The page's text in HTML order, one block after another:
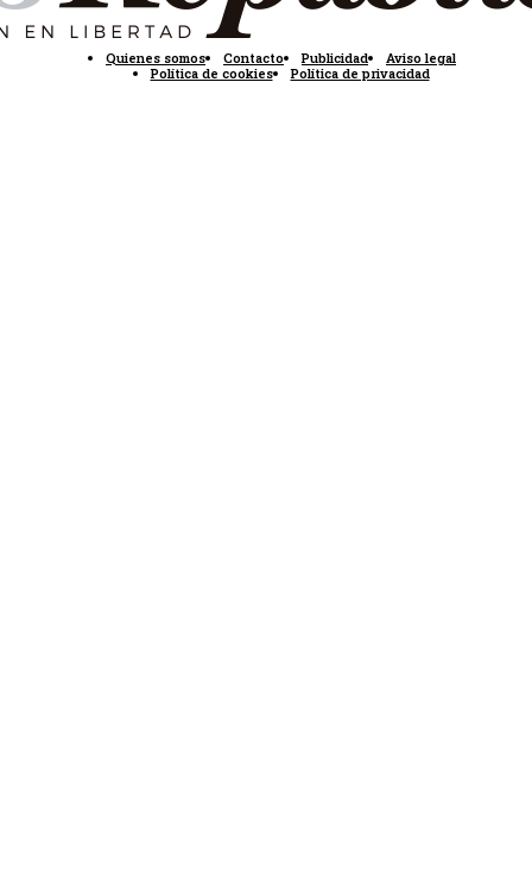
Quienes somos Contacto Publicidad
Aviso legal
Política de cookies
Política de privacidad